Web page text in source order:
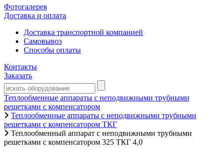
Фотогалерея
Доставка и оплата
Доставка транспортной компанией
Самовывоз
Способы оплаты
Контакты
Заказать
Теплообменные аппараты с неподвижными трубными
решетками с компенсатором
Теплообменные аппараты с неподвижными трубными
решетками с компенсатором ТКГ
Теплообменный аппарат с неподвижными трубными
решетками с компенсатором 325 ТКГ 4,0